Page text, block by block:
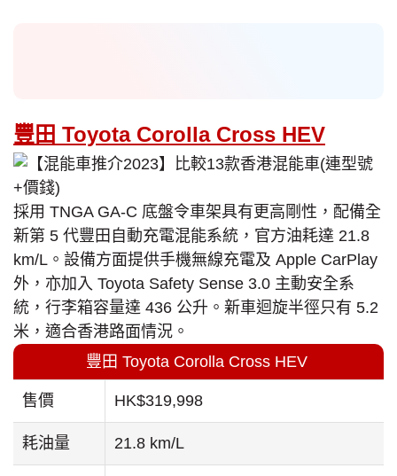
豐田 Toyota Corolla Cross HEV
採用 TNGA GA-C 底盤令車架具有更高剛性，配備全
新第 5 代豐田自動充電混能系統，官方油耗達 21.8
km/L。設備方面提供手機無線充電及 Apple CarPlay
外，亦加入 Toyota Safety Sense 3.0 主動安全系
統，行李箱容量達 436 公升。新車迴旋半徑只有 5.2
米，適合香港路面情況。
豐田 Toyota Corolla Cross HEV
售價 HK$319,998
耗油量 21.8 km/L